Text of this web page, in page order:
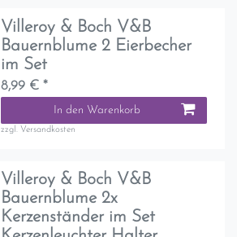
Villeroy & Boch V&B
Bauernblume 2 Eierbecher
im Set
8,99 € *
In den Warenkorb
zzgl. Versandkosten
Villeroy & Boch V&B
Bauernblume 2x
Kerzenständer im Set